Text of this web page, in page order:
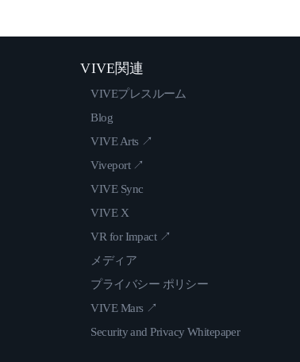
VIVE関連
VIVEプレスルーム
Blog
VIVE Arts ↗
Viveport ↗
VIVE Sync
VIVE X
VR for Impact ↗
メディア
プライバシー ポリシー
VIVE Mars ↗
Security and Privacy Whitepaper